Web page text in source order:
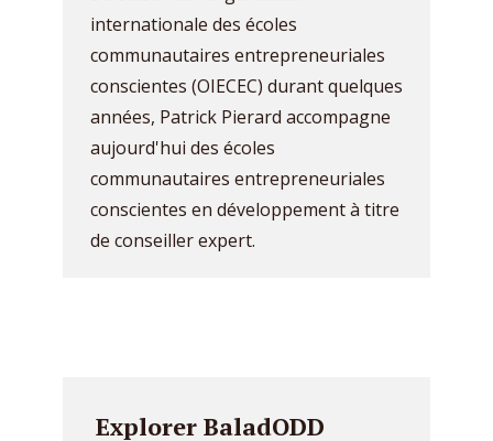
internationale des écoles
communautaires entrepreneuriales
conscientes (OIECEC) durant quelques
années, Patrick Pierard accompagne
aujourd'hui des écoles
communautaires entrepreneuriales
conscientes en développement à titre
de conseiller expert.
Explorer BaladODD